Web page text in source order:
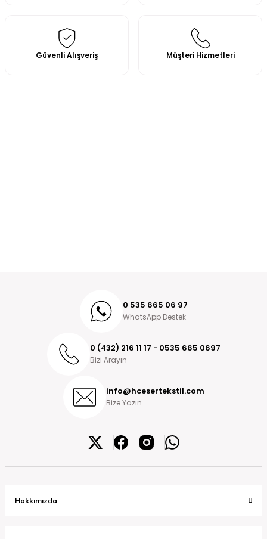
Güvenli Alışveriş Müşteri Hizmetleri
0 535 665 06 97
WhatsApp Destek
0 (432) 216 11 17 - 0535 665 0697
Bizi Arayın
info@hcesertekstil.com
Bize Yazın
Hakkımızda